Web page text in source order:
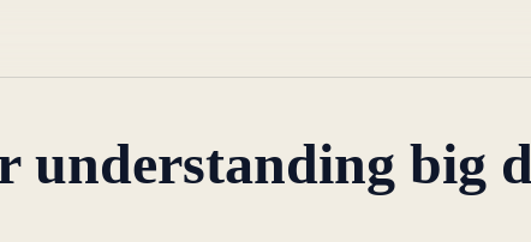
understanding big